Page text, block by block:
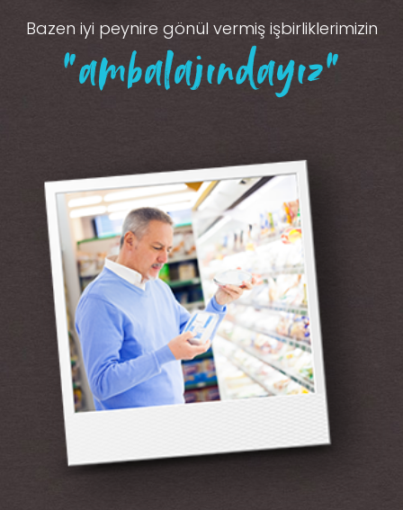
Bazen iyi peynire gönül vermiş işbirliklerimizin
“ambalajındayız”